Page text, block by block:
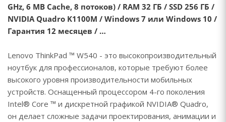
GHz, 6 MB Cache, 8 потоков) / RAM 32 ГБ / SSD 256 ГБ /
NVIDIA Quadro K1100M / Windows 7 или Windows 10 /
Гарантия 12 месяцев / …
Lenovo ThinkPad ™ W540 - это высокопроизводительный
ноутбук для профессионалов, которые требуют более
высокого уровня производительности мобильных
устройств. Оснащенный процессором 4-го поколения
Intel® Core ™ и дискретной графикой NVIDIA® Quadro,
он делает сложные задачи проектирования, анимации и